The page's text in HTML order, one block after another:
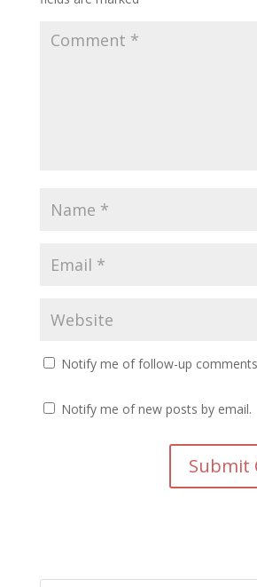
Notify me of follow-up
Notify me of new posts by email.